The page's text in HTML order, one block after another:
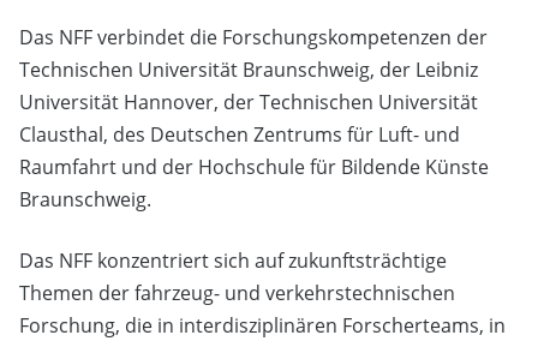
Das NFF verbindet die Forschungskompetenzen der
Technischen Universität Braunschweig, der Leibniz
Universität Hannover, der Technischen Universität
Clausthal, des Deutschen Zentrums für Luft- und
Raumfahrt und der Hochschule für Bildende Künste
Braunschweig.
Das NFF konzentriert sich auf zukunftsträchtige
Themen der fahrzeug- und verkehrstechnischen
Forschung, die in interdisziplinären Forscherteams, in